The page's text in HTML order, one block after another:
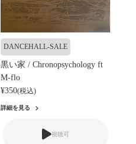
DANCEHALL-SALE
黒い家 / Chronopsychology ft
M-flo
¥350(税込)
詳細を見る
視聴可